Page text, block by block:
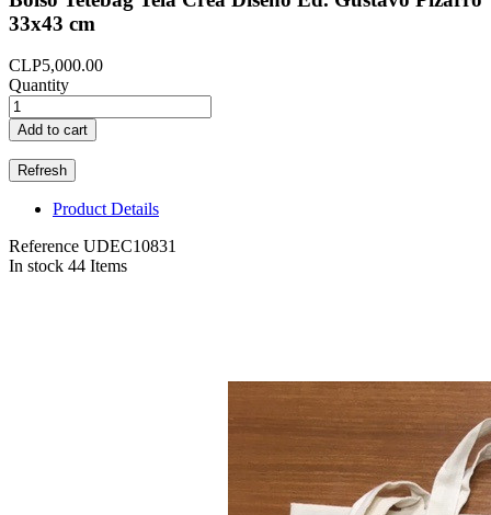
33x43 cm
CLP5,000.00
Quantity
Add to cart
Product Details
Reference UDEC10831
In stock 44 Items